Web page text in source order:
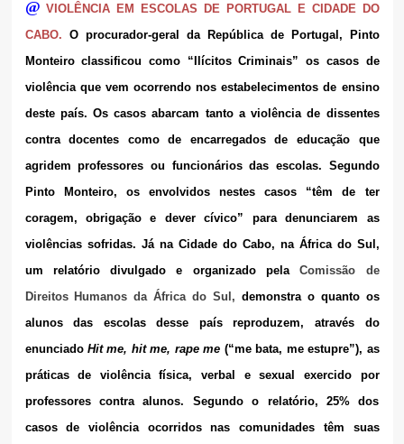
@ VIOLÊNCIA EM ESCOLAS DE PORTUGAL E CIDADE DO
CABO. O procurador-geral da República de Portugal, Pinto
Monteiro classificou como “Ilícitos Criminais” os casos de
violência que vem ocorrendo nos estabelecimentos de ensino
deste país. Os casos abarcam tanto a violência de dissentes
contra docentes como de encarregados de educação que
agridem professores ou funcionários das escolas. Segundo
Pinto Monteiro, os envolvidos nestes casos “têm de ter
coragem, obrigação e dever cívico” para denunciarem as
violências sofridas. Já na Cidade do Cabo, na África do Sul,
um relatório divulgado e organizado pela
Comissão de
Direitos Humanos da África do Sul, demonstra o quanto os
alunos das escolas desse país reproduzem, através do
enunciado Hit me, hit me, rape me (“me bata, me estupre”), as
práticas de violência física, verbal e sexual exercido por
professores contra alunos. Segundo o relatório, 25% dos
casos de violência ocorridos nas comunidades têm suas